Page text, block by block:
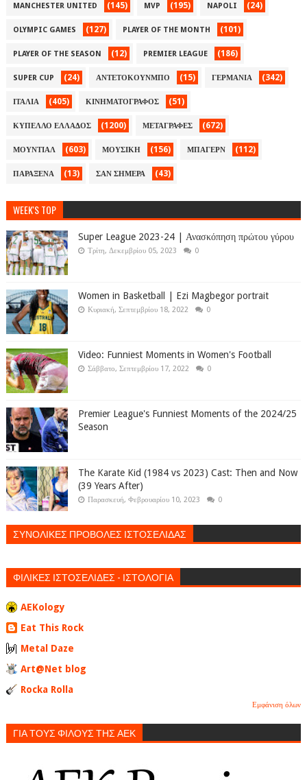
MANCHESTER UNITED (145) MVP (195) NAPOLI (24)
OLYMPIC GAMES (127) PLAYER OF THE MONTH (101)
PLAYER OF THE SEASON (12) PREMIER LEAGUE (186)
SUPER CUP (24) ΑΝΤΕΤΟΚΟΥΝΜΠΟ (15) ΓΕΡΜΑΝΙΑ (342)
ΙΤΑΛΙΑ (405) ΚΙΝΗΜΑΤΟΓΡΑΦΟΣ (51)
ΚΥΠΕΛΛΟ ΕΛΛΑΔΟΣ (1200) ΜΕΤΑΓΡΑΦΕΣ (672)
ΜΟΥΝΤΙΑΛ (603) ΜΟΥΣΙΚΗ (156) ΜΠΑΓΕΡΝ (112)
ΠΑΡΑΞΕΝΑ (13) ΣΑΝ ΣΗΜΕΡΑ (43)
WEEK'S TOP
Super League 2023-24 | Ανασκόπηση πρώτου γύρου
Τρίτη, Δεκεμβρίου 05, 2023 0
Women in Basketball | Ezi Magbegor portrait
Κυριακή, Σεπτεμβρίου 18, 2022 0
Video: Funniest Moments in Women's Football
Σάββατο, Σεπτεμβρίου 17, 2022 0
Premier League's Funniest Moments of the 2024/25
Season
The Karate Kid (1984 vs 2023) Cast: Then and Now
(39 Years After)
Παρασκευή, Φεβρουαρίου 10, 2023 0
ΣΥΝΟΛΙΚΕΣ ΠΡΟΒΟΛΕΣ ΙΣΤΟΣΕΛΙΔΑΣ
ΦΙΛΙΚΕΣ ΙΣΤΟΣΕΛΙΔΕΣ - ΙΣΤΟΛΟΓΙΑ
AEKology
Eat This Rock
Metal Daze
Art@Net blog
Rocka Rolla
Εμφάνιση όλων
ΓΙΑ ΤΟΥΣ ΦΙΛΟΥΣ ΤΗΣ ΑΕΚ